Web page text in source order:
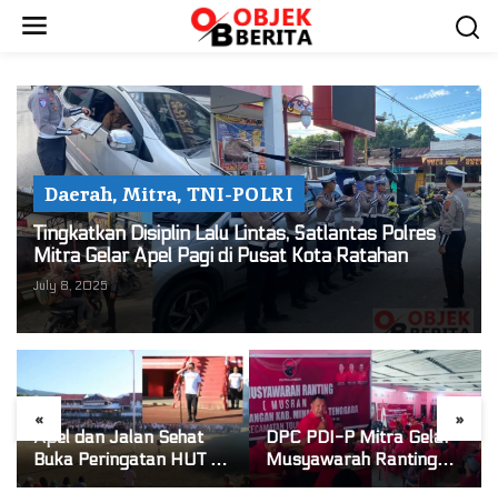
Daerah, Mitra, TNI-POLRI
Tingkatkan Disiplin Lalu Lintas, Satlantas Polres
Mitra Gelar Apel Pagi di Pusat Kota Ratahan
July 8, 2025
« »
Apel dan Jalan Sehat
Buka Peringatan HUT RI
ke-81 di Mitra! Wabup
DPC PDI-P Mitra Gelar
Musyawarah Ranting
Se-Kecamatan Touluaan